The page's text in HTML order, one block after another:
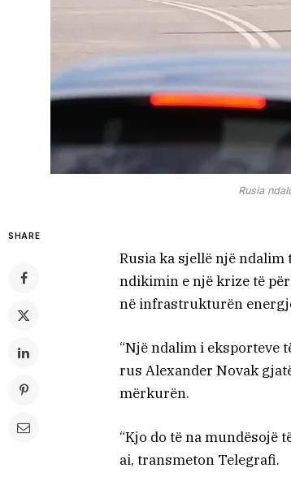
Rusia
SHARE
Rusia ka sjellë një ndalim
ndikimin e një krize të
në infrastrukturën
“Një ndalim i eksporteve
rus Alexander Novak
mërkurën.
“Kjo do të na
ai, transmeton Telegrafi.